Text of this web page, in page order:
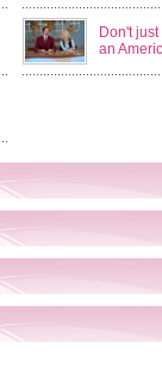
Don't
an